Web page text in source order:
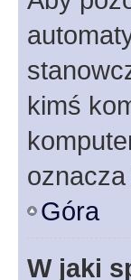
kimś
Góra
W jaki